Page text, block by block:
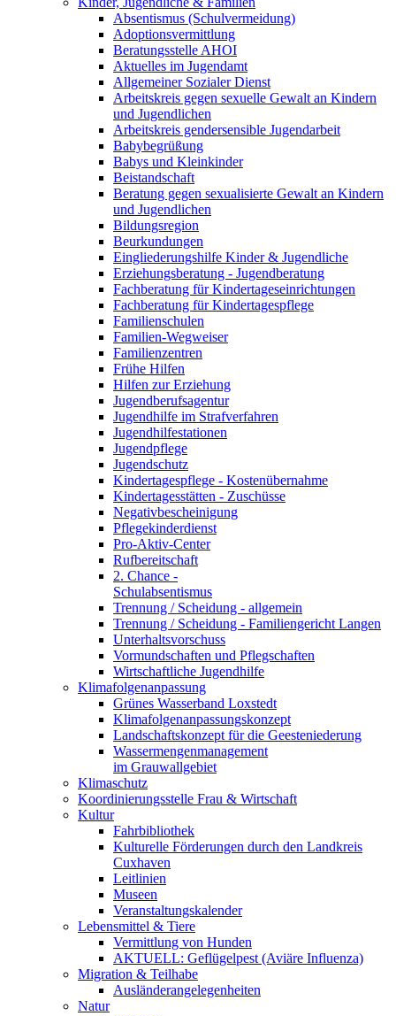
Absentismus (Schulvermeidung)
Adoptionsvermittlung
Beratungsstelle AHOI
Aktuelles im Jugendamt
Allgemeiner Sozialer Dienst
Arbeitskreis gegen sexuelle Gewalt an Kindern
und Jugendlichen
Arbeitskreis gendersensible Jugendarbeit
Babybegrüßung
Babys und Kleinkinder
Beistandschaft
Beratung gegen sexualisierte Gewalt an Kindern
und Jugendlichen
Bildungsregion
Beurkundungen
Eingliederungshilfe Kinder & Jugendliche
Erziehungsberatung - Jugendberatung
Fachberatung für Kindertageseinrichtungen
Fachberatung für Kindertagespflege
Familienschulen
Familien-Wegweiser
Familienzentren
Frühe Hilfen
Hilfen zur Erziehung
Jugendberufsagentur
Jugendhilfe im Strafverfahren
Jugendhilfestationen
Jugendpflege
Jugendschutz
Kindertagespflege - Kostenübernahme
Kindertagesstätten - Zuschüsse
Negativbescheinigung
Pflegekinderdienst
Pro-Aktiv-Center
Rufbereitschaft
2. Chance -
Schulabsentismus
Trennung / Scheidung - allgemein
Trennung / Scheidung - Familiengericht Langen
Unterhaltsvorschuss
Vormundschaften und Pflegschaften
Wirtschaftliche Jugendhilfe
Klimafolgenanpassung
Grünes Wasserband Loxstedt
Klimafolgenanpassungskonzept
Landschaftskonzept für die Geesteniederung
Wassermengenmanagement
im Grauwallgebiet
Klimaschutz
Koordinierungsstelle Frau & Wirtschaft
Kultur
Fahrbibliothek
Kulturelle Förderungen durch den Landkreis
Cuxhaven
Leitlinien
Museen
Veranstaltungskalender
Lebensmittel & Tiere
Vermittlung von Hunden
AKTUELL: Geflügelpest (Aviäre Influenza)
Migration & Teilhabe
Ausländerangelegenheiten
Natur